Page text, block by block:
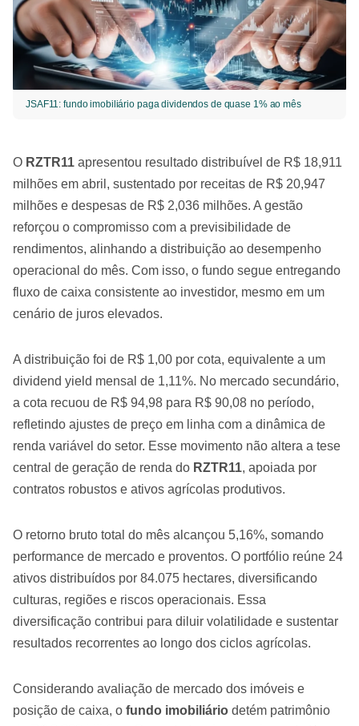
JSAF11: fundo imobiliário paga dividendos de quase 1% ao mês
O RZTR11 apresentou resultado distribuível de R$ 18,911
milhões em abril, sustentado por receitas de R$ 20,947
milhões e despesas de R$ 2,036 milhões. A gestão
reforçou o compromisso com a previsibilidade de
rendimentos, alinhando a distribuição ao desempenho
operacional do mês. Com isso, o fundo segue entregando
fluxo de caixa consistente ao investidor, mesmo em um
cenário de juros elevados.
A distribuição foi de R$ 1,00 por cota, equivalente a um
dividend yield mensal de 1,11%. No mercado secundário,
a cota recuou de R$ 94,98 para R$ 90,08 no período,
refletindo ajustes de preço em linha com a dinâmica de
renda variável do setor. Esse movimento não altera a tese
central de geração de renda do RZTR11, apoiada por
contratos robustos e ativos agrícolas produtivos.
O retorno bruto total do mês alcançou 5,16%, somando
performance de mercado e proventos. O portfólio reúne 24
ativos distribuídos por 84.075 hectares, diversificando
culturas, regiões e riscos operacionais. Essa
diversificação contribui para diluir volatilidade e sustentar
resultados recorrentes ao longo dos ciclos agrícolas.
Considerando avaliação de mercado dos imóveis e
posição de caixa, o fundo imobiliário detém patrimônio